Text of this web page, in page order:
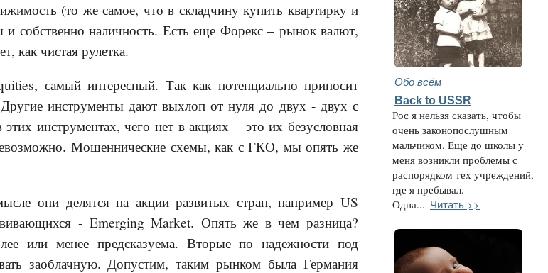
(то же самое, что в складчину купить квартирку и
собственно наличность. Есть еще Форекс – рынок валют,
как чистая рулетка.
самый интересный. Так как потенциально приносит
инструменты дают выхлоп от нуля до двух - двух с
инструментах, чего нет в акциях – это их безусловная
Мошеннические схемы, как с ГКО, мы опять же
они делятся на акции развитых стран, например US
- Emerging Market. Опять же в чем разница?
или менее предсказуема. Вторые по надежности под
заоблачную. Допустим, таким рынком была Германия
Обо всём
Back to USSR
Рос я нельзя сказать, чтобы
очень законопослушным
мальчиком. Еще до школы у
меня возникли проблемы с
распорядком тех учреждений,
где я пребывал.
Одна... Читать >>